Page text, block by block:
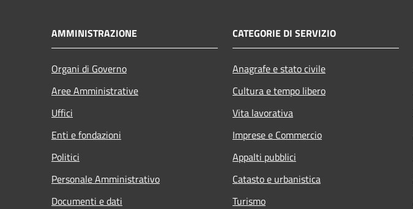
AMMINISTRAZIONE
Organi di Governo
Aree Amministrative
Uffici
Enti e fondazioni
Politici
Personale Amministrativo
Documenti e dati
CATEGORIE DI SERVIZIO
Anagrafe e stato civile
Cultura e tempo libero
Vita lavorativa
Imprese e Commercio
Appalti pubblici
Catasto e urbanistica
Turismo